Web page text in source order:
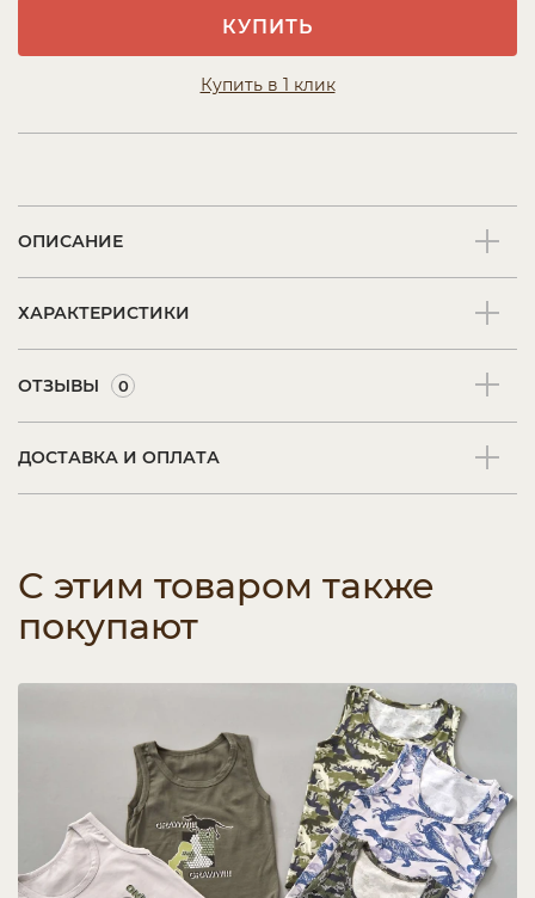
КУПИТЬ
Купить в 1 клик
ОПИСАНИЕ
ХАРАКТЕРИСТИКИ
ОТЗЫВЫ 0
ДОСТАВКА И ОПЛАТА
С этим товаром также
покупают